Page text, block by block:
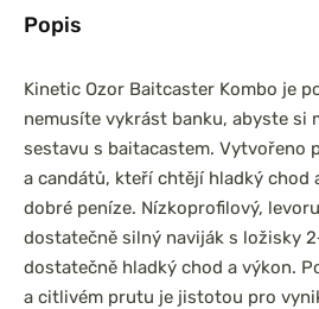
set
Chyť a pusť Neoprénová
Popis
Kinetic Ozor Baitcaster Kombo je
nemusíte vykrást banku, abyste si
sestavu s baitacastem. Vytvořeno
a candátů, kteří chtějí hladký chod
dobré peníze. Nízkoprofilový,
dostatečně silný naviják s ložisky
dostatečně hladký chod a výkon.
a citlivém prutu je jistotou pro